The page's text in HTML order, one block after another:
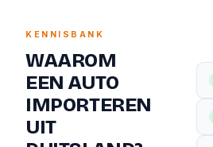
KENNISBANK
WAAROM
EEN AUTO
IMPORTEREN
UIT